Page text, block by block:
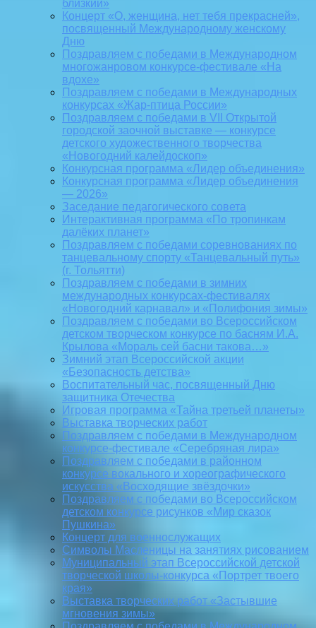
близкий»
Концерт «О, женщина, нет тебя прекрасней»,
посвященный Международному женскому
Дню
Поздравляем с победами в Международном
многожанровом конкурсе-фестивале «На
вдохе»
Поздравляем с победами в Международных
конкурсах «Жар-птица России»
Поздравляем с победами в VII Открытой
городской заочной выставке — конкурсе
детского художественного творчества
«Новогодний калейдоскоп»
Конкурсная программа «Лидер объединения»
Конкурсная программа «Лидер объединения
— 2026»
Заседание педагогического совета
Интерактивная программа «По тропинкам
далёких планет»
Поздравляем с победами соревнованиях по
танцевальному спорту «Танцевальный путь»
(г. Тольятти)
Поздравляем с победами в зимних
международных конкурсах-фестивалях
«Новогодний карнавал» и «Полифония зимы»
Поздравляем с победами во Всероссийском
детском творческом конкурсе по басням И.А.
Крылова «Мораль сей басни такова…»
Зимний этап Всероссийской акции
«Безопасность детства»
Воспитательный час, посвященный Дню
защитника Отечества
Игровая программа «Тайна третьей планеты»
Выставка творческих работ
Поздравляем с победами в Международном
конкурсе-фестивале «Серебряная лира»
Поздравляем с победами в районном
конкурсе вокального и хореографического
искусства «Восходящие звёздочки»
Поздравляем с победами во Всероссийском
детском конкурсе рисунков «Мир сказок
Пушкина»
Концерт для военнослужащих
Символы Масленицы на занятиях рисованием
Муниципальный этап Всероссийской детской
творческой школы-конкурса «Портрет твоего
края»
Выставка творческих работ «Застывшие
мгновения зимы»